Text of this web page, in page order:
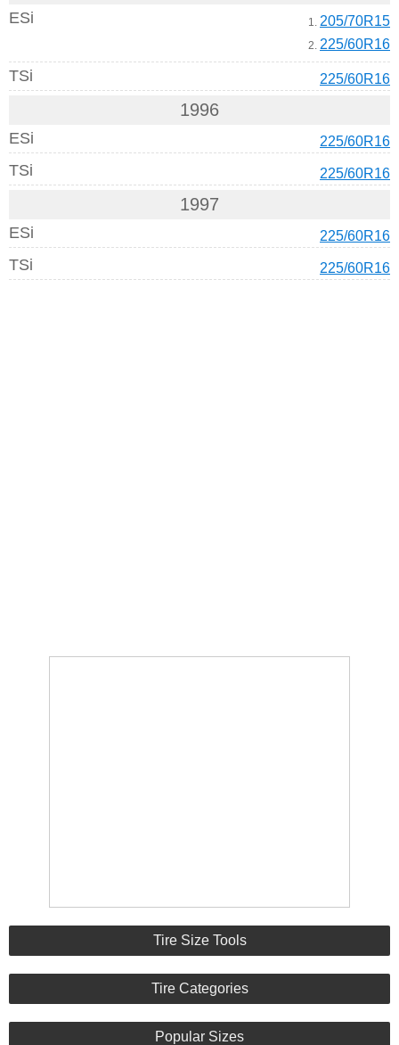
ESi 1. 205/70R15
2. 225/60R16
TSi 225/60R16
1996
ESi 225/60R16
TSi 225/60R16
1997
ESi 225/60R16
TSi 225/60R16
Tire Size Tools
Tire Categories
Popular Sizes